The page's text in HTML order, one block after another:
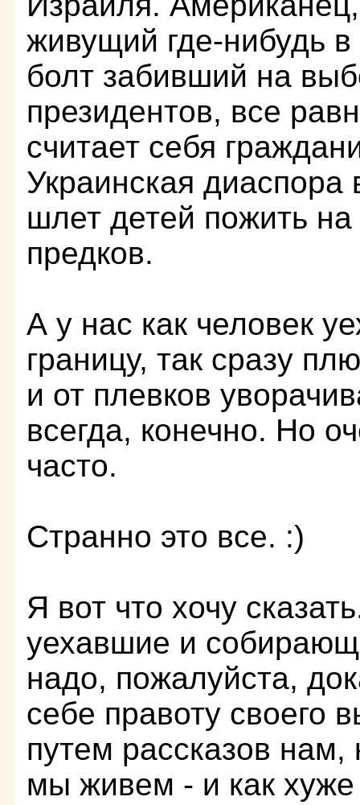
живущий где-нибудь
болт забивший на
президентов, все
считает себя
Украинская диаспора
шлет детей пожить
предков.
А у нас как человек
границу, так сразу
и от плевков
всегда, конечно. Но
часто.
Странно это все. :)
Я вот что хочу
уехавшие и
надо, пожалуйста,
себе правоту своего
путем рассказов нам,
мы живем - и как хуже